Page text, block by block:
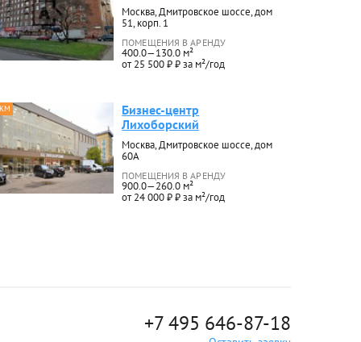
Москва, Дмитровское шоссе, дом
51, корп. 1
ПОМЕЩЕНИЯ В АРЕНДУ
400.0—130.0 м²
от 25 500 ₽ ₽ за м²/год
Бизнес-центр
Лихоборский
Москва, Дмитровское шоссе, дом
60А
ПОМЕЩЕНИЯ В АРЕНДУ
900.0—260.0 м²
от 24 000 ₽ ₽ за м²/год
+7 495 646-87-18